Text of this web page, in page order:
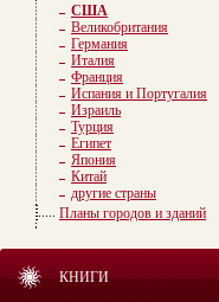
США
Великобритания
Германия
Италия
Франция
Испания и Португалия
Израиль
Турция
Египет
Япония
Китай
другие страны
Планы городов и зданий
КНИГИ